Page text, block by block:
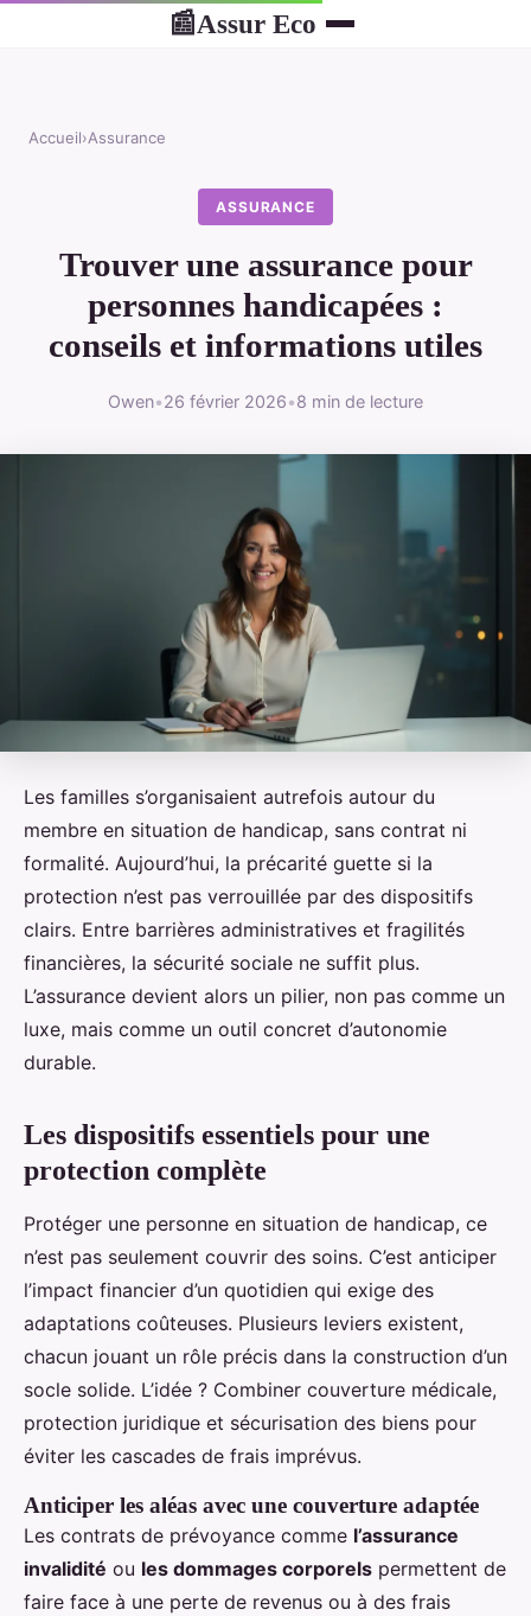
📰Assur Eco
Accueil›Assurance
ASSURANCE
Trouver une assurance pour
personnes handicapées :
conseils et informations utiles
Owen•26 février 2026•8 min de lecture
Les familles s’organisaient autrefois autour du
membre en situation de handicap, sans contrat ni
formalité. Aujourd’hui, la précarité guette si la
protection n’est pas verrouillée par des dispositifs
clairs. Entre barrières administratives et fragilités
financières, la sécurité sociale ne suffit plus.
L’assurance devient alors un pilier, non pas comme un
luxe, mais comme un outil concret d’autonomie
durable.
Les dispositifs essentiels pour une
protection complète
Protéger une personne en situation de handicap, ce
n’est pas seulement couvrir des soins. C’est anticiper
l’impact financier d’un quotidien qui exige des
adaptations coûteuses. Plusieurs leviers existent,
chacun jouant un rôle précis dans la construction d’un
socle solide. L’idée ? Combiner couverture médicale,
protection juridique et sécurisation des biens pour
éviter les cascades de frais imprévus.
Anticiper les aléas avec une couverture adaptée
Les contrats de prévoyance comme l’assurance
invalidité ou les dommages corporels permettent de
faire face à une perte de revenus ou à des frais